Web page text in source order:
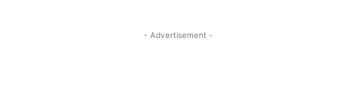
- Advertisement -